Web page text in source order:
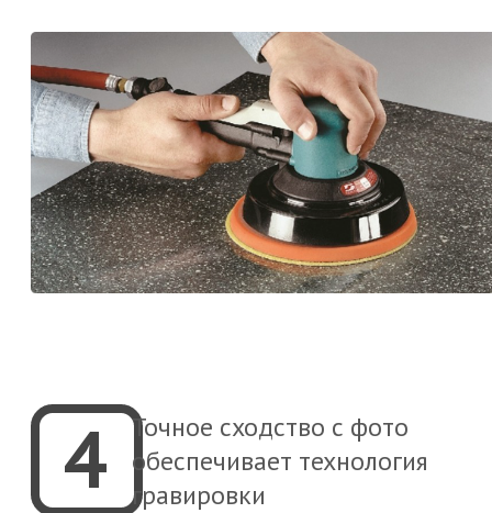
4
Точное сходство с фото
обеспечивает технология
гравировки